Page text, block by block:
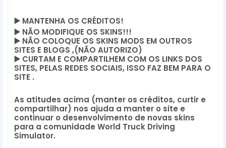
▶️ MANTENHA OS CRÉDITOS!
▶️ NÃO MODIFIQUE OS SKINS!!!
▶️ NÃO COLOQUE OS SKINS MODS EM OUTROS
SITES E BLOGS ,(NÃO AUTORIZO)
▶️ CURTAM E COMPARTILHEM COM OS LINKS DOS
SITES, PELAS REDES SOCIAIS, ISSO FAZ BEM PARA O
SITE .
As atitudes acima (manter os créditos, curtir e
compartilhar) nos ajuda a manter o site e
continuar o desenvolvimento de novas skins
para a comunidade World Truck Driving
Simulator.